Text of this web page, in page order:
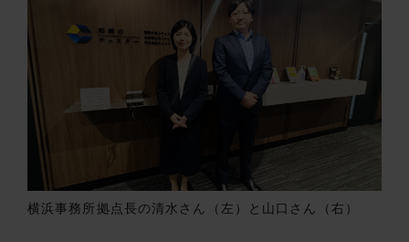
横浜事務所拠点長の清水さん（左）と山口さん（右）